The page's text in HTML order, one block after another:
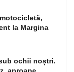
la Margina
ochii noștri.
aproape